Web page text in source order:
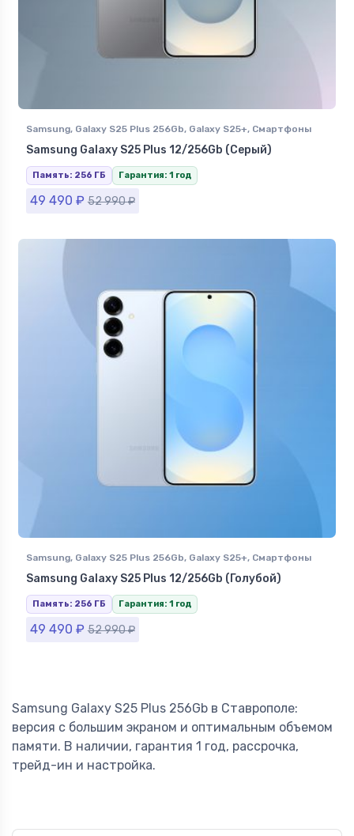
Samsung, Galaxy S25 Plus 256Gb, Galaxy S25+, Смартфоны
Samsung в Ставрополе
Samsung Galaxy S25 Plus 12/256Gb (Серый)
Память: 256 ГБ Гарантия: 1 год
49 490 ₽ 52 990₽
Samsung, Galaxy S25 Plus 256Gb, Galaxy S25+, Смартфоны
Samsung в Ставрополе
Samsung Galaxy S25 Plus 12/256Gb (Голубой)
Память: 256 ГБ Гарантия: 1 год
49 490 ₽ 52 990₽
Samsung Galaxy S25 Plus 256Gb в Ставрополе:
версия с большим экраном и оптимальным объемом
памяти. В наличии, гарантия 1 год, рассрочка,
трейд-ин и настройка.